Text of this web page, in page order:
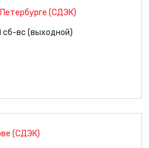
(СДЭК)
сб-вс (выходной)
(СДЭК)